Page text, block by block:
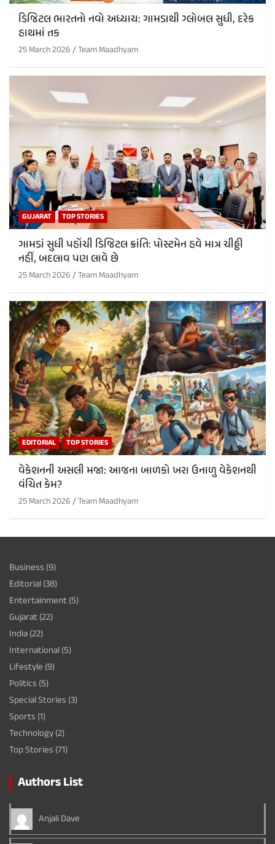
ડિજિટલ ભારતનો નવો અધ્યાય: ગામડાથી ગ્લોબલ સુધી, દરેક
હાથમાં તક
25 March 2026 Team Maadhyam
GUJARAT TOP STORIES
ગામડાં સુધી પહોંચી ડિજિટલ ક્રાંતિ: પોસ્ટમેન હવે માત્ર ચીઠ્ઠી
નહીં, બદલાવ પણ લાવે છે
25 March 2026 Team Maadhyam
EDITORIAL TOP STORIES
વેકેશનની અસલી મજા: આજના બાળકો ખરા ઉનાળુ વેકેશનથી
વંચિત કેમ?
25 March 2026 Team Maadhyam
Business (9)
Editorial(38)
Entertainment(5)
Gujarat(22)
India(22)
International(5)
Lifestyle (9)
Politics (5)
Special Stories (3)
Sports (1)
Technology(2)
Top Stories (71)
Authors List
Anjali Dave